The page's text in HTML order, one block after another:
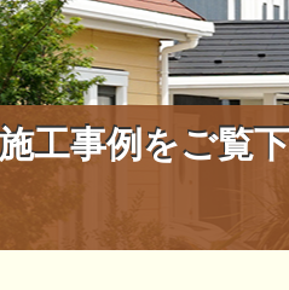
工事例をご覧